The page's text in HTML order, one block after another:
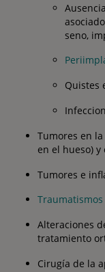
seno,
Quistes
Tumores en
en el hueso)
Tumores e
Traumatismos
Alteraciones
tratamiento
Cirugía de la